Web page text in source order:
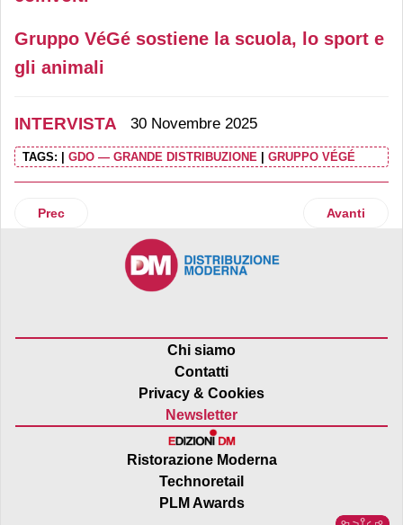
Gruppo VéGé sostiene la scuola, lo sport e
gli animali
INTERVISTA 30 Novembre 2025
TAGS: | GDO — GRANDE DISTRIBUZIONE | GRUPPO VÉGÉ
Articolo precedente: Berlin Packaging spinge
Prec Articolo
Avanti
Chi siamo
Contatti
Privacy & Cookies
Newsletter
Ristorazione Moderna
Technoretail
PLM Awards